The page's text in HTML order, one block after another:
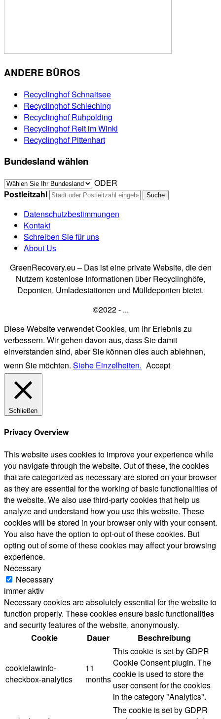
ANDERE BÜROS
Recyclinghof Schnaitsee
Recyclinghof Schleching
Recyclinghof Ruhpolding
Recyclinghof Reit im Winkl
Recyclinghof Pittenhart
Bundesland wählen
ODER
Postleitzahl
Datenschutzbestimmungen
Kontakt
Schreiben Sie für uns
About Us
GreenRecovery.eu – Das ist eine private Website, die den
Nutzern kostenlose Informationen über Recyclinghöfe,
Deponien, Umladestationen und Mülldeponien bietet.
©2022 - ...
Diese Website verwendet Cookies, um Ihr Erlebnis zu
verbessern. Wir gehen davon aus, dass Sie damit
einverstanden sind, aber Sie können dies auch ablehnen,
wenn Sie möchten. Siehe Einzelheiten. Accept
Schließen
Privacy Overview
This website uses cookies to improve your experience while
you navigate through the website. Out of these, the cookies
that are categorized as necessary are stored on your browser
as they are essential for the working of basic functionalities of
the website. We also use third-party cookies that help us
analyze and understand how you use this website. These
cookies will be stored in your browser only with your consent.
You also have the option to opt-out of these cookies. But
opting out of some of these cookies may affect your browsing
experience.
Necessary
Necessary
immer aktiv
Necessary cookies are absolutely essential for the website to
function properly. These cookies ensure basic functionalities
and security features of the website, anonymously.
Cookie
Dauer Beschreibung
cookielawinfo-
checkbox-analytics
11
months
This cookie is set by GDPR
Cookie Consent plugin. The
cookie is used to store the
user consent for the cookies
in the category "Analytics".
The cookie is set by GDPR